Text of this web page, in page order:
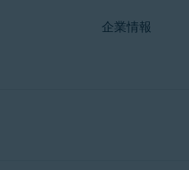
企業情報